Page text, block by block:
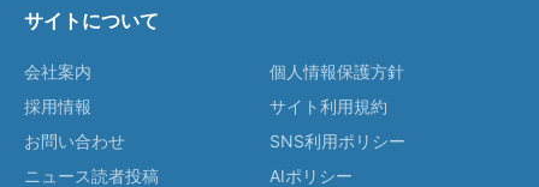
サイトについて
会社案内
採用情報
お問い合わせ
ニュース読者投稿
個人情報保護方針
サイト利用規約
SNS利用ポリシー
AIポリシー